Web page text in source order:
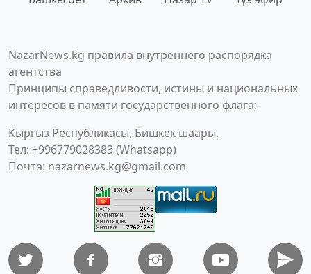
NazarNews.kg правила внутреннего распорядка
агентства
Принципы справедливости, истины и национальных
интересов в памяти государственного флага;
Кыргыз Республикасы, Бишкек шаары,
Тел: +996779028383 (Whatsapp)
Почта: nazarnews.kg@gmail.com